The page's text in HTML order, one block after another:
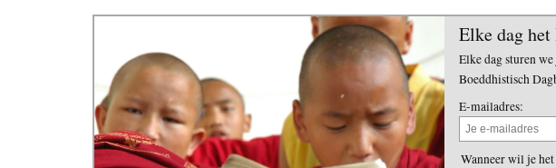
Elke dag
Elke dag sturen
Boeddhistisch
E-mailadres:
Wanneer wil je